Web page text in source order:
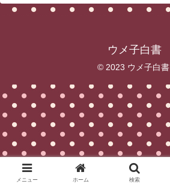
ウメ子白書
© 2023 ウメ子白書.
メニュー ホーム 検索